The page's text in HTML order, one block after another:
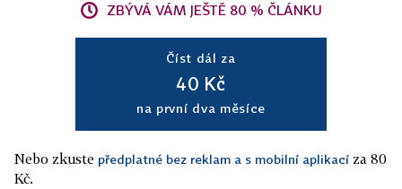
ZBÝVÁ VÁM JEŠTĚ 80 % ČLÁNKU
Číst dál za
40 Kč
na první dva měsíce
Nebo zkuste předplatné bez reklam a s mobilní aplikací za 80
Kč.